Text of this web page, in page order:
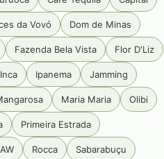
da Vovó Dom de Minas
Fazenda Bela Vista Flor D'Liz
Inca Ipanema Jamming
Maria Maria Olibi
Primeira Estrada
Rocca Sabarabuçu